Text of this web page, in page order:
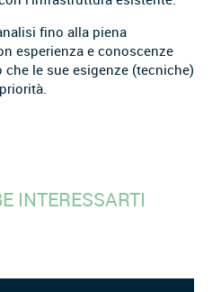
fino alla piena
esperienza e conoscenze
le sue esigenze (tecniche)
INTERESSARTI